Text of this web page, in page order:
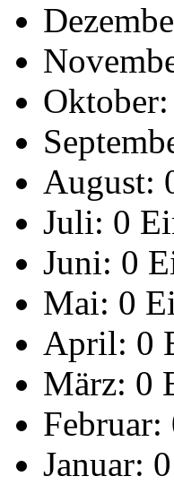
Oktober:
August:
Juli: 0
Juni: 0
Mai: 0
April: 0
März: 0
Februar:
Januar: